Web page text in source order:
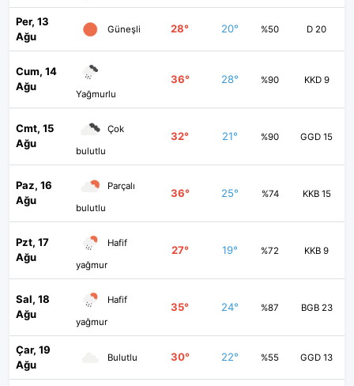
Per, 13
Ağu
Güneşli 28° 20° %50 D 20
Cum, 14
Ağu
Yağmurlu
36° 28° %90 KKD 9
Cmt, 15
Ağu
Çok
bulutlu
32° 21° %90 GGD 15
Paz, 16
Ağu
Parçalı
bulutlu
36° 25° %74 KKB 15
Pzt, 17
Ağu
Hafif
yağmur
27° 19° %72 KKB 9
Sal, 18
Ağu
Hafif
yağmur
35° 24° %87 BGB 23
Çar, 19
Ağu
Bulutlu 30° 22° %55 GGD 13